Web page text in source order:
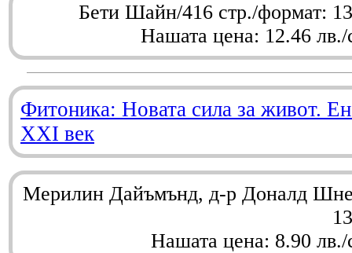
Бети Шайн/416 стр./формат:
Нашата цена: 12.46 лв./
Фитоника: Новата сила за живот.
XXI век
Мерилин Дайъмънд, д-р Доналд
Нашата цена: 8.90 лв./